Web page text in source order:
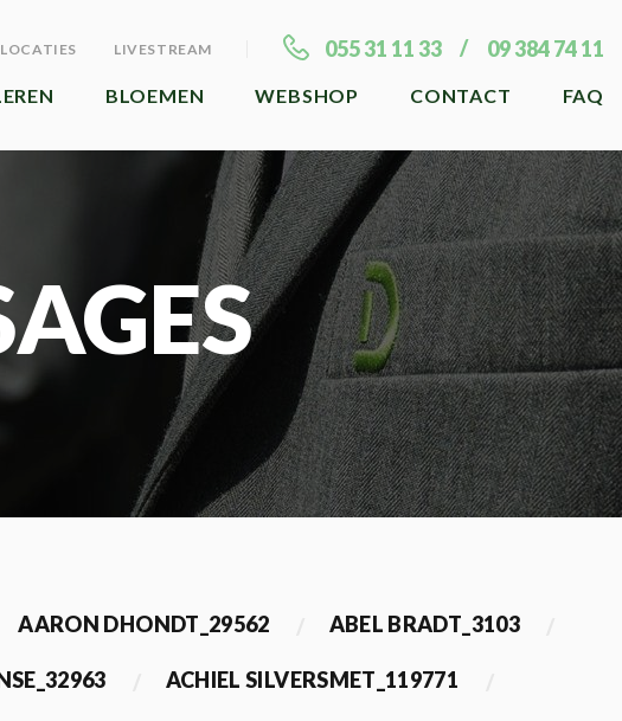
LOCATIES LIVESTREAM 055 31 11 33 09 384 74 11
BLOEMEN WEBSHOP CONTACT FAQ
AARON DHONDT_29562 ABEL BRADT_3103
ACHIEL SILVERSMET_119771